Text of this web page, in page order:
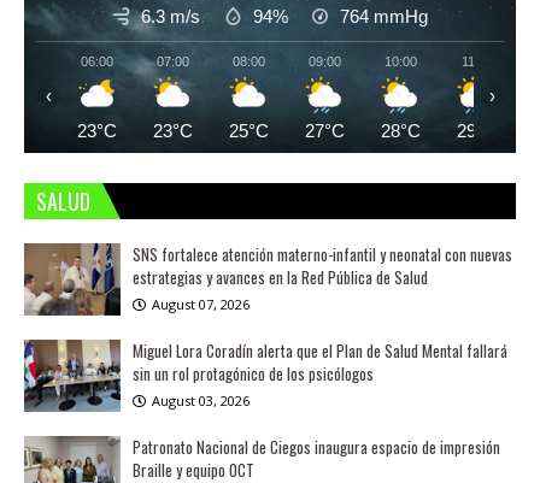
6.3 m/s 94% 764 mmHg
06:00
23°C
07:00
23°C
08:00
25°C
09:00
27°C
10:00
28°C
11:00
29°C
‹ ›
SALUD
SNS fortalece atención materno-infantil y neonatal con nuevas
estrategias y avances en la Red Pública de Salud
August 07, 2026
Miguel Lora Coradín alerta que el Plan de Salud Mental fallará
sin un rol protagónico de los psicólogos
August 03, 2026
Patronato Nacional de Ciegos inaugura espacio de impresión
Braille y equipo OCT